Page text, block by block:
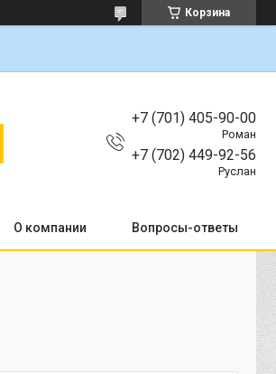
Корзина
+7 (701) 405-90-00
Роман
+7 (702) 449-92-56
Руслан
О компании Вопросы-ответы